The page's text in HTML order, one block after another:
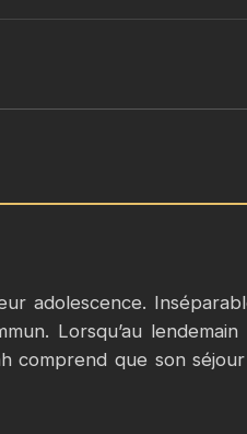
adolescence.
Lorsqu’au lendemain
comprend que son
à sa meilleure amie ?